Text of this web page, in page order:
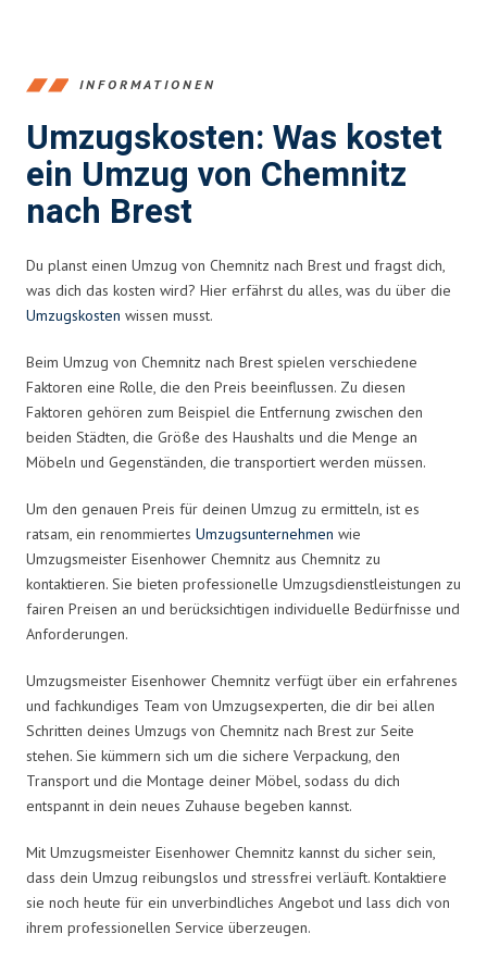
INFORMATIONEN
Umzugskosten: Was kostet
ein Umzug von Chemnitz
nach Brest
Du planst einen Umzug von Chemnitz nach Brest und fragst dich,
was dich das kosten wird? Hier erfährst du alles, was du über die
Umzugskosten wissen musst.
Beim Umzug von Chemnitz nach Brest spielen verschiedene
Faktoren eine Rolle, die den Preis beeinflussen. Zu diesen
Faktoren gehören zum Beispiel die Entfernung zwischen den
beiden Städten, die Größe des Haushalts und die Menge an
Möbeln und Gegenständen, die transportiert werden müssen.
Um den genauen Preis für deinen Umzug zu ermitteln, ist es
ratsam, ein renommiertes Umzugsunternehmen wie
Umzugsmeister Eisenhower Chemnitz aus Chemnitz zu
kontaktieren. Sie bieten professionelle Umzugsdienstleistungen zu
fairen Preisen an und berücksichtigen individuelle Bedürfnisse und
Anforderungen.
Umzugsmeister Eisenhower Chemnitz verfügt über ein erfahrenes
und fachkundiges Team von Umzugsexperten, die dir bei allen
Schritten deines Umzugs von Chemnitz nach Brest zur Seite
stehen. Sie kümmern sich um die sichere Verpackung, den
Transport und die Montage deiner Möbel, sodass du dich
entspannt in dein neues Zuhause begeben kannst.
Mit Umzugsmeister Eisenhower Chemnitz kannst du sicher sein,
dass dein Umzug reibungslos und stressfrei verläuft. Kontaktiere
sie noch heute für ein unverbindliches Angebot und lass dich von
ihrem professionellen Service überzeugen.